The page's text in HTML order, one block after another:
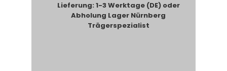
Lieferung: 1-3 Werktage (DE) oder
Abholung Lager Nürnberg
Trägerspezialist